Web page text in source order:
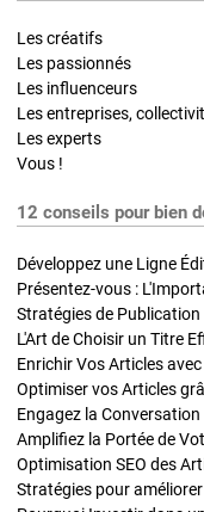
Les créatifs
Les passionnés
Les influenceurs
Les entreprises,
Les experts
Vous !
12 conseils pour bien
Développez une Ligne
Présentez-vous :
L'Art de Choisir un Titre
Optimiser vos Articles
Engagez la
Amplifiez la Portée de